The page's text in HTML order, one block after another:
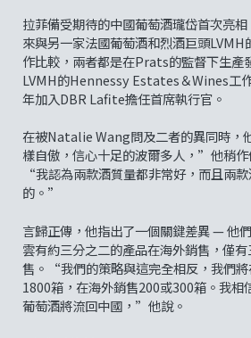
拉菲備受期待的中國葡萄酒瓏岱首次亮
來與另一家法國葡萄酒和烈酒巨頭
作比較，兩者都是在Prats的監督下生產
LVMH的Hennessy Estates＆Wines工
年加入DBR Lafite擔任首席執行官。
在被Natalie Wang問及二者的異同時，
樣自傲，信心十足的波爾多人，”他稍
“我認為兩款酒質量都非常好，而且兩
的。”
言歸正傳，他指出了一個關鍵差異 — 他
雲有約三分之二的產品在海外銷售，僅
售。“我們的策略與這完全相反，我們
1800箱，在海外銷售200或300箱。我相
葡萄酒將流回中國，”他說。